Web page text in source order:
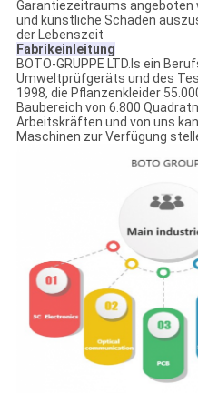
Garantiezeitraums angeboten
und künstliche Schäden
der Lebenszeit
Fabrikeinleitung
BOTO-GRUPPE LTD.Is ein
Umweltprüfgeräts und des
1998, die Pflanzenkleider
Baubereich von 6.800
Arbeitskräften und von uns
Maschinen zur Verfügung